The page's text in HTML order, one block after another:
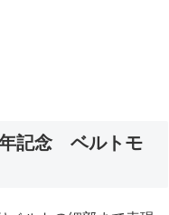
記念 ベルトモ